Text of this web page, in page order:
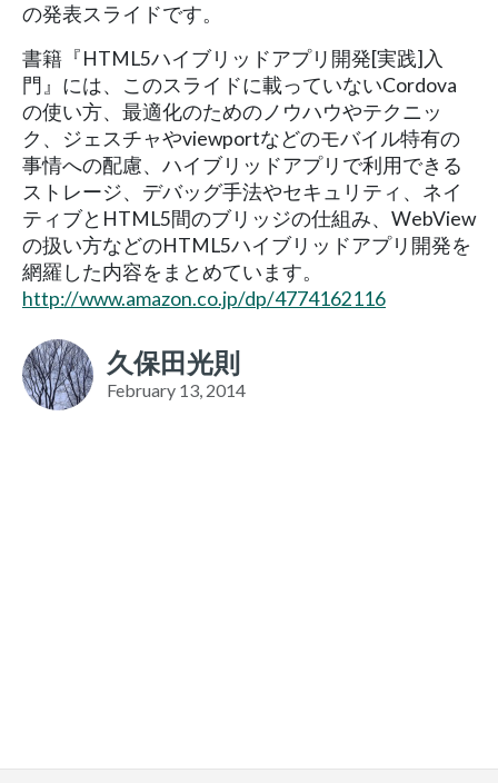
の発表スライドです。
書籍『HTML5ハイブリッドアプリ開発[実践]入
門』には、このスライドに載っていないCordova
の使い方、最適化のためのノウハウやテクニッ
ク、ジェスチャやviewportなどのモバイル特有の
事情への配慮、ハイブリッドアプリで利用できる
ストレージ、デバッグ手法やセキュリティ、ネイ
ティブとHTML5間のブリッジの仕組み、WebView
の扱い方などのHTML5ハイブリッドアプリ開発を
網羅した内容をまとめています。
http://www.amazon.co.jp/dp/4774162116
久保田光則
February 13, 2014